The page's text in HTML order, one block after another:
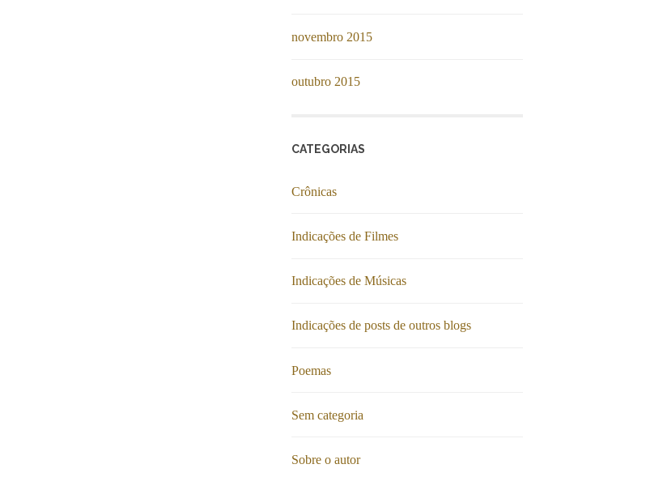
novembro 2015
outubro 2015
CATEGORIAS
Crônicas
Indicações de Filmes
Indicações de Músicas
Indicações de posts de outros blogs
Poemas
Sem categoria
Sobre o autor